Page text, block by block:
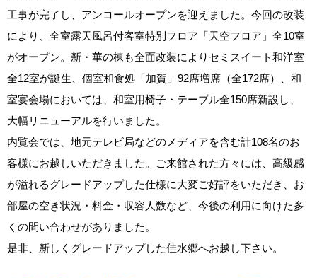
工事が完了し、アンコールオープンを迎えました。今回の改装
により、全室露天風呂付客室特別フロア「天空フロア」全10室
がオープン。新・華の棟も全面改装によりセミスイート和洋室
全12室が誕生、個室和食処「加賀」92席増席（全172席）、和
室宴会場においては、和室用椅子・テーブル全150席新設し、
大幅リニューアルを行いました。
内覧会では、地元テレビ局などのメディアを含む計108名のお
客様にお越しいただきました。ご来館された方々には、高級感
が溢れるグレードアップした仕様に大変ご好評をいただき、お
部屋の空き状況・料金・収容人数など、今後の利用に向けた多
くの問い合わせがありました。
是非、新しくグレードアップした佳水郷へお越し下さい。